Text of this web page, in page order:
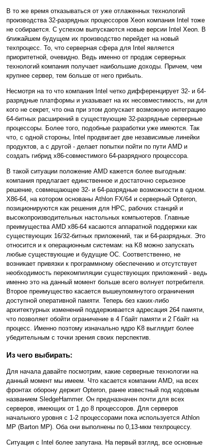
В то же время отказываться от уже отлаженных технологий
производства 32-разрядных процессоров Xeon компания Intel тоже
не собирается. С успехом выпускаются новые версии Intel Xeon. В
ближайшем будущем их производство перейдет на новый
техпроцесс. То, что серверная сфера для Intel является
приоритетной, очевидно. Ведь именно от продаж серверных
технологий компания получает наибольшие доходы. Причем, чем
крупнее сервер, тем больше от него прибыль.
Несмотря на то что компания Intel четко дифференцирует 32- и 64-
разрядные платформы и указывает на их несовместимость, ни для
кого не секрет, что она при этом допускает возможную интеграцию
64-битных расширений в существующие 32-разрядные серверные
процессоры. Более того, подобные разработки уже имеются. Так
что, с одной стороны, Intel продвигает две независимые линейки
продуктов, а с другой - делает попытки пойти по пути AMD и
создать гибрид x86-совместимого 64-разрядного процессора.
В такой ситуации положение AMD кажется более выгодным:
компания предлагает единственное и достаточно серьезное
решение, совмещающее 32- и 64-разрядные возможности в одном.
Х86-64, на котором основаны Athlon FX/64 и серверный Opteron,
позиционируются как решения для HPC, рабочих станций и
высокопроизводительных настольных компьютеров. Главные
преимущества AMD x86-64 касаются аппаратной поддержки как
существующих 16/32-битных приложений, так и 64-разрядных. Это
относится и к операционным системам: на K8 можно запускать
любые существующие и будущие ОС. Соответственно, не
возникает привязки к программному обеспечению и отсутствует
необходимость перекомпиляции существующих приложений - ведь
именно это на данный момент больше всего волнует потребителя.
Второе преимущество касается вышеупомянутого ограничения
доступной оперативной памяти. Теперь без каких-либо
архитектурных изменений поддерживается адресация 264 памяти,
что позволяет обойти ограничение в 4 Гбайт памяти и 2 Гбайт на
процесс. Именно поэтому изначально ядро K8 выглядит более
убедительным с точки зрения своих перспектив.
Из чего выбирать:
Для начала давайте посмотрим, какие серверные технологии на
данный момент мы имеем. Что касается компании AMD, на всех
фронтах оборону держит Opteron, ранее известный под кодовым
названием SledgeHammer. Он предназначен почти для всех
серверов, имеющих от 1 до 8 процессоров. Для серверов
начального уровня с 1-2 процессорами пока используется Athlon
MP (Barton MP). Оба они выполнены по 0,13-мкм техпроцессу.
Ситуация с Intel более запутана. На первый взгляд, все основные